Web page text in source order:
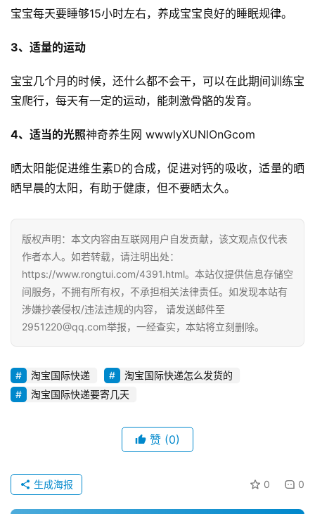
媒
E
O
化
A
i
察
电
商
运
营
直
播
带
货
推
广
登录 注册
宝宝每天要睡够15小时左右，养成宝宝良好的睡眠规律。
3、适量的运动
宝宝几个月的时候，还什么都不会干，可以在此期间训练宝
宝爬行，每天有一定的运动，能刺激骨骼的发育。
4、适当的光照神奇养生网 wwwlyXUNlOnGcom
晒太阳能促进维生素D的合成，促进对钙的吸收，适量的晒
晒早晨的太阳，有助于健康，但不要晒太久。
版权声明：本文内容由互联网用户自发贡献，该文观点仅代表
作者本人。如若转载，请注明出处：
https://www.rongtui.com/4391.html。本站仅提供信息存储空
间服务，不拥有所有权，不承担相关法律责任。如发现本站有
涉嫌抄袭侵权/违法违规的内容， 请发送邮件至
2951220@qq.com举报，一经查实，本站将立刻删除。
淘宝国际快递
淘宝国际快递怎么发货的
淘宝国际快递要寄几天
赞 (0)
0 0
生成海报